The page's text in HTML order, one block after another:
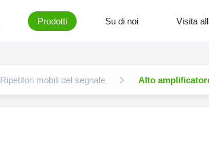
Prodotti Su di noi Visita
Ripetitori mobili del segnale Alto